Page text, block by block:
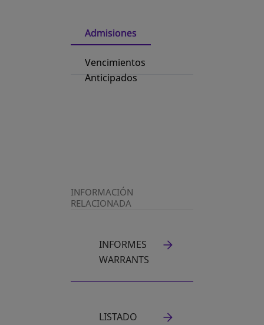
Admisiones
Vencimientos
Anticipados
INFORMACIÓN
RELACIONADA
INFORMES
WARRANTS
LISTADO